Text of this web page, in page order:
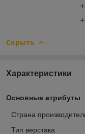
Скрыть
Характеристики
Основные атрибуты
Страна
Тип верстака